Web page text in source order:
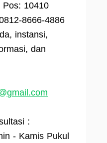
Pos: 10410
8666-4886
instansi,
dan
:
- Kamis Pukul